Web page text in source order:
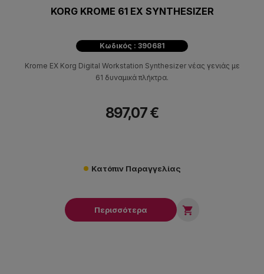
KORG KROME 61 EX SYNTHESIZER
Κωδικός : 390681
Krome EX Korg Digital Workstation Synthesizer νέας γενιάς με
61 δυναμικά πλήκτρα.
897,07 €
Κατόπιν Παραγγελίας
Περισσότερα 